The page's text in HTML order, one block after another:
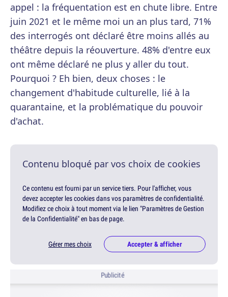
appel : la fréquentation est en chute libre. Entre
juin 2021 et le même moi un an plus tard, 71%
des interrogés ont déclaré être moins allés au
théâtre depuis la réouverture. 48% d'entre eux
ont même déclaré ne plus y aller du tout.
Pourquoi ? Eh bien, deux choses : le
changement d'habitude culturelle, lié à la
quarantaine, et la problématique du pouvoir
d'achat.
Contenu bloqué par vos choix de cookies
Ce contenu est fourni par un service tiers. Pour l'afficher, vous
devez accepter les cookies dans vos paramètres de confidentialité.
Modifiez ce choix à tout moment via le lien "Paramètres de Gestion
de la Confidentialité" en bas de page.
Gérer mes choix Accepter & afficher
Publicité